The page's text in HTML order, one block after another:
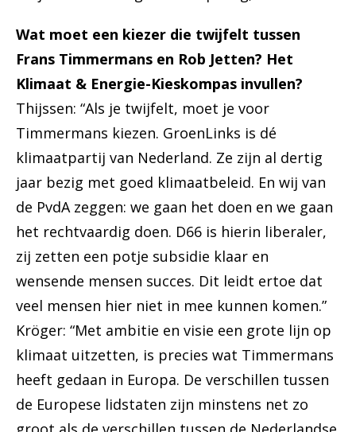
Wat moet een kiezer die twijfelt tussen
Frans Timmermans en Rob Jetten? Het
Klimaat & Energie-Kieskompas invullen?
Thijssen: “Als je twijfelt, moet je voor
Timmermans kiezen. GroenLinks is dé
klimaatpartij van Nederland. Ze zijn al dertig
jaar bezig met goed klimaatbeleid. En wij van
de PvdA zeggen: we gaan het doen en we gaan
het rechtvaardig doen. D66 is hierin liberaler,
zij zetten een potje subsidie klaar en
wensende mensen succes. Dit leidt ertoe dat
veel mensen hier niet in mee kunnen komen.”
Kröger: “Met ambitie en visie een grote lijn op
klimaat uitzetten, is precies wat Timmermans
heeft gedaan in Europa. De verschillen tussen
de Europese lidstaten zijn minstens net zo